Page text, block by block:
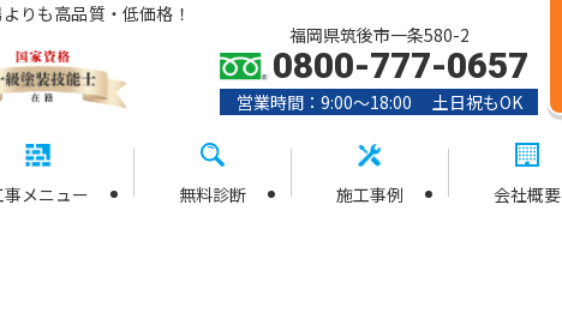
りも高品質・低価格！
事メニュー 無料診断 施工事例 会社概要
福岡県筑後市一条580-2
0800-777-0657
営業時間：9:00〜18:00 土日祝もOK